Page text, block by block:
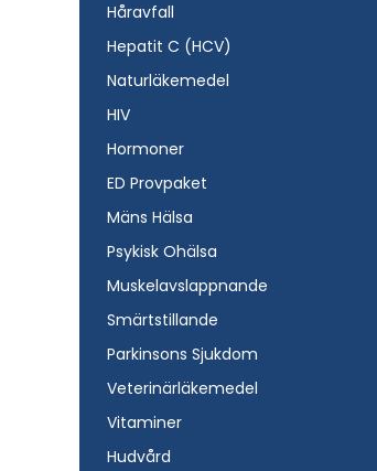
Håravfall
Hepatit C (HCV)
Naturläkemedel
HIV
Hormoner
ED Provpaket
Mäns Hälsa
Psykisk Ohälsa
Muskelavslappnande
Smärtstillande
Parkinsons Sjukdom
Veterinärläkemedel
Vitaminer
Hudvård